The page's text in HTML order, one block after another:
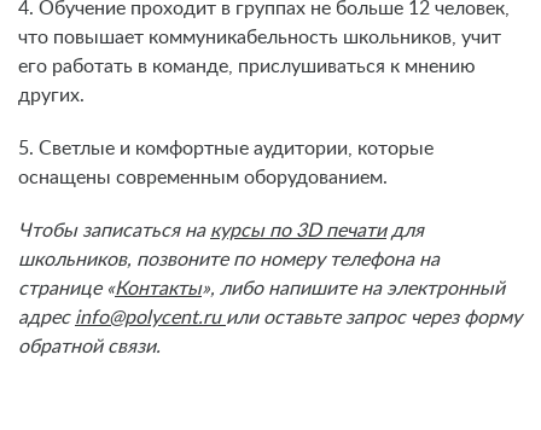
4. Обучение проходит в группах не больше 12 человек,
что повышает коммуникабельность школьников, учит
его работать в команде, прислушиваться к мнению
других.
5. Светлые и комфортные аудитории, которые
оснащены современным оборудованием.
Чтобы записаться на курсы по 3D печатидля
школьников, позвоните по номеру телефона на
странице «Контакты», либо напишите на электронный
адрес info@polycent.ru или оставьте запрос через форму
обратной связи.